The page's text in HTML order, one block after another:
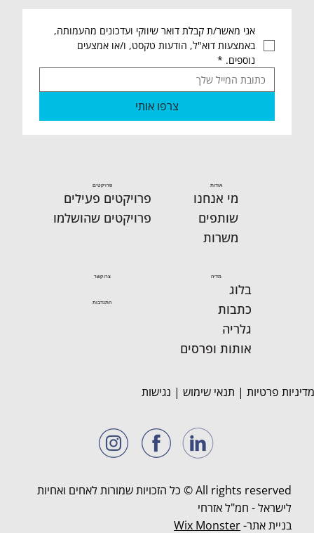
All rights reserved © כל הזכויות שמורות לאחים ואחיות
לישראל - חמ"ל אזרחי
בניית אתר-Wix Monster
נוספים. *
צרפו אותי
אודות
מי אנחנו
שותפים
משרות
פרויקטים
פרויקטים פעילים
פרויקטים שהושלמו
מדיה
בלוג
כתבות
גלריה
אותות ופרסים
התנדבות
צרו קשר
מדיניות פרטיות | תנאי שימוש | נגישות